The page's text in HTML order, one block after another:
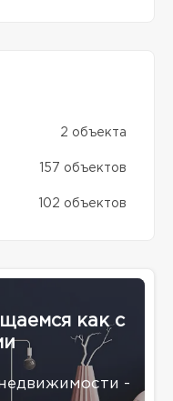
2 объекта
157 объектов
102 объектов
как с
-